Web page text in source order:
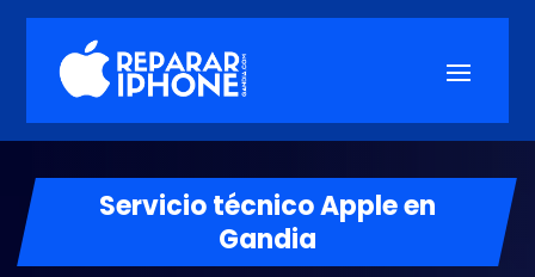
Servicio técnico Apple en
Gandia